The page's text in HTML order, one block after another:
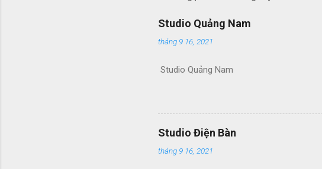
Studio Quảng Nam
tháng 9 16, 2021
Studio Quảng Nam
Studio Điện Bàn
tháng 9 16, 2021